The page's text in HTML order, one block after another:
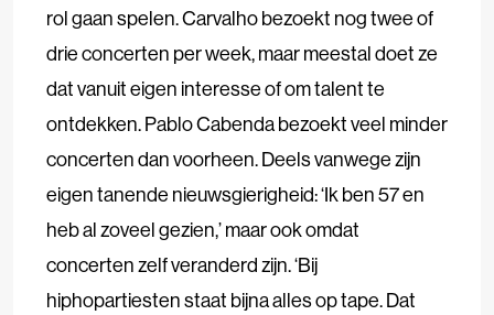
rol gaan spelen. Carvalho bezoekt nog twee of
drie concerten per week, maar meestal doet ze
dat vanuit eigen interesse of om talent te
ontdekken. Pablo Cabenda bezoekt veel minder
concerten dan voorheen. Deels vanwege zijn
eigen tanende nieuwsgierigheid: ‘Ik ben 57 en
heb al zoveel gezien,’ maar ook omdat
concerten zelf veranderd zijn. ‘Bij
hiphopartiesten staat bijna alles op tape. Dat